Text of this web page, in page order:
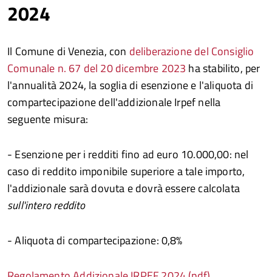
sui social
network
Facebook
su
Twitter
Condividi
su
Facebook
Condividi
su
2024
Il Comune di Venezia, con deliberazione del Consiglio
Comunale n. 67 del 20 dicembre 2023 ha stabilito, per
l'annualità 2024, la soglia di esenzione e l'aliquota di
compartecipazione dell'addizionale Irpef nella
seguente misura:
- Esenzione per i redditi fino ad euro 10.000,00: nel
caso di reddito imponibile superiore a tale importo,
l'addizionale sarà dovuta e dovrà essere calcolata
sull'intero reddito
- Aliquota di compartecipazione: 0,8%